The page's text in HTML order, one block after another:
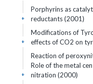
Porphyrins as
reductants (2001)
+
Modifications of
effects of CO2 on
+
Reaction of
Role of the metal
nitration (2000)
+